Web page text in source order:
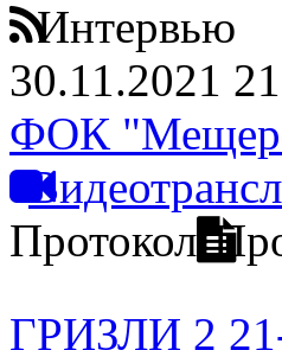
Интервью
30.11.2021
ФОК
Протокол
ГРИЗЛИ 2